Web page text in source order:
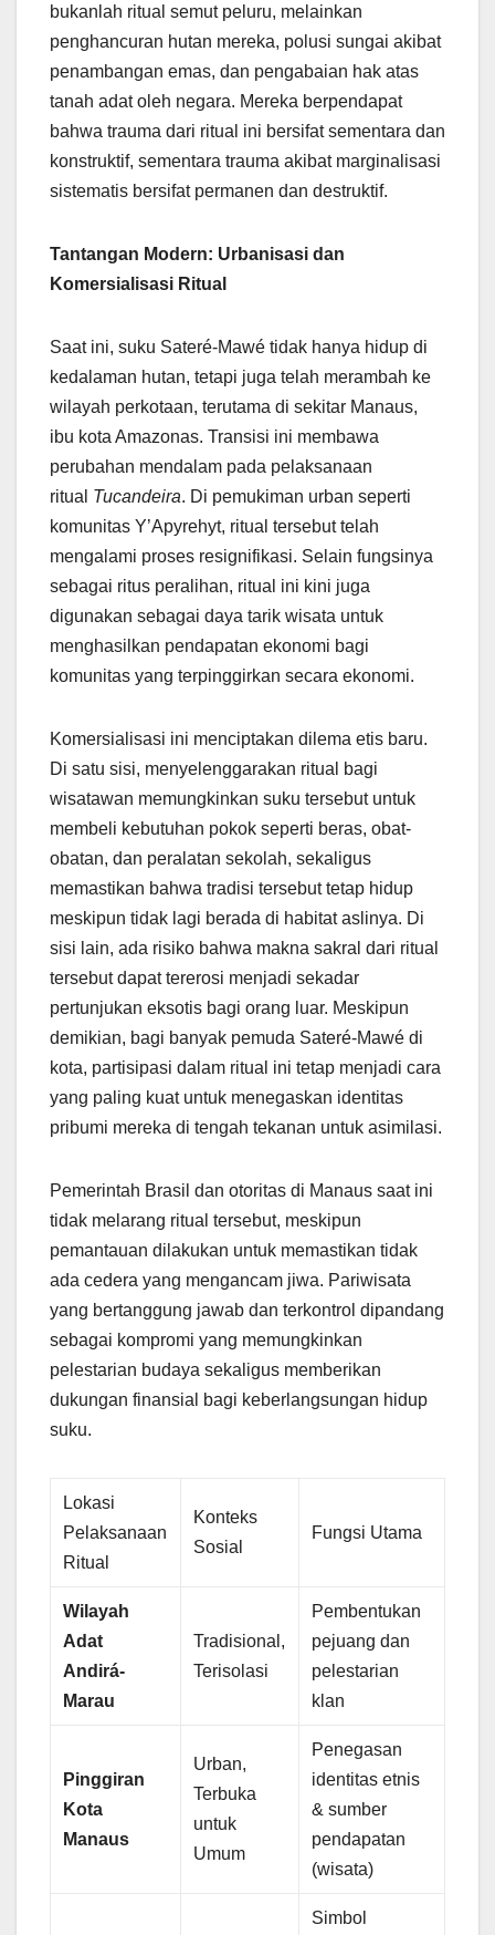
bukanlah ritual semut peluru, melainkan
penghancuran hutan mereka, polusi sungai akibat
penambangan emas, dan pengabaian hak atas
tanah adat oleh negara. Mereka berpendapat
bahwa trauma dari ritual ini bersifat sementara dan
konstruktif, sementara trauma akibat marginalisasi
sistematis bersifat permanen dan destruktif.
Tantangan Modern: Urbanisasi dan
Komersialisasi Ritual
Saat ini, suku Sateré-Mawé tidak hanya hidup di
kedalaman hutan, tetapi juga telah merambah ke
wilayah perkotaan, terutama di sekitar Manaus,
ibu kota Amazonas. Transisi ini membawa
perubahan mendalam pada pelaksanaan
ritual Tucandeira. Di pemukiman urban seperti
komunitas Y’Apyrehyt, ritual tersebut telah
mengalami proses resignifikasi. Selain fungsinya
sebagai ritus peralihan, ritual ini kini juga
digunakan sebagai daya tarik wisata untuk
menghasilkan pendapatan ekonomi bagi
komunitas yang terpinggirkan secara ekonomi.
Komersialisasi ini menciptakan dilema etis baru.
Di satu sisi, menyelenggarakan ritual bagi
wisatawan memungkinkan suku tersebut untuk
membeli kebutuhan pokok seperti beras, obat-
obatan, dan peralatan sekolah, sekaligus
memastikan bahwa tradisi tersebut tetap hidup
meskipun tidak lagi berada di habitat aslinya. Di
sisi lain, ada risiko bahwa makna sakral dari ritual
tersebut dapat tererosi menjadi sekadar
pertunjukan eksotis bagi orang luar. Meskipun
demikian, bagi banyak pemuda Sateré-Mawé di
kota, partisipasi dalam ritual ini tetap menjadi cara
yang paling kuat untuk menegaskan identitas
pribumi mereka di tengah tekanan untuk asimilasi.
Pemerintah Brasil dan otoritas di Manaus saat ini
tidak melarang ritual tersebut, meskipun
pemantauan dilakukan untuk memastikan tidak
ada cedera yang mengancam jiwa. Pariwisata
yang bertanggung jawab dan terkontrol dipandang
sebagai kompromi yang memungkinkan
pelestarian budaya sekaligus memberikan
dukungan finansial bagi keberlangsungan hidup
suku.
Lokasi
Pelaksanaan
Ritual
Konteks
Sosial
Fungsi Utama
Wilayah
Adat
Andirá-
Marau
Tradisional,
Terisolasi
Pembentukan
pejuang dan
pelestarian
klan
Pinggiran
Kota
Manaus
Urban,
Terbuka
untuk
Umum
Penegasan
identitas etnis
& sumber
pendapatan
(wisata)
Simbol